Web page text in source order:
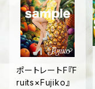
ポートレートF『F
ruits×Fujiko』